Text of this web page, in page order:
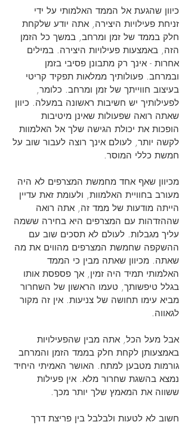
כיוון שהגעת אל הממד האלמותי על ידי
זניחת פעילויות היצירה, אתה יודע שלקחת
חלק בממד של זמן ומרחב, במשך כל הזמן
הזה, באמצעות פעילויות היצירה. במילים
אחרות - אינך רק מתבונן פסיבי בזמן
ובמרחב. פעולותיך ממלאות תפקיד קריטי
בעיצוב חווייתך של זמן ומרחב. כלומר,
לפעילותיך יש חשיבות ראשונה במעלה. כיוון
שאתה רואה שפעולות שאינן מיטיבות
הופכות את יכולת הגישה שלך אל האלמוות
לקשה יותר, לעולם אינך רוצה לעבור שוב על
חמשת כללי המוסר.
מכיוון שאף אחד מחמשת המצרפים לא היה
מעורב בחוויית האלמוות, ולעומת זאת עדיין
הייתה מודעות של ממד זה, אתה רואה
שההזדהות עם המצרפים היא בחירה ששמה
עליך מגבלות. לעולם לא תסכים שוב עם
ההשקפה שחמשת המצרפים מהווים את מה
שאתה. מכיוון שאתה מבין כי הממד
האלמותי תמיד היה זמין, אך פספסת אותו
בגלל טיפשותך, טעמו הראשון של השחרור
מביא עימו תחושה של צניעות. אין זה מקור
לגאווה.
אבל מעל הכל, אתה מבין שהפעילויות
באמצעותן לקחת חלק בממד הזמן והמרחב
גורמות מטבען למתח. האושר האמיתי היחיד
נמצא בהשגת שחרור מלא. אין פעילות
ששווה את המאמץ שלך יותר מכך.
חשוב לא לטעות ולבלבל בין פריצת דרך